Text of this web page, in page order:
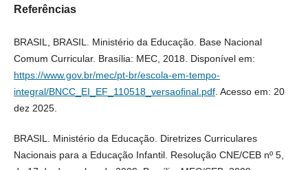
Referências
BRASIL, BRASIL. Ministério da Educação. Base Nacional
Comum Curricular. Brasília: MEC, 2018. Disponível em:
https://www.gov.br/mec/pt-br/escola-em-tempo-
integral/BNCC_EI_EF_110518_versaofinal.pdf. Acesso em: 20
dez 2025.
BRASIL. Ministério da Educação. Diretrizes Curriculares
Nacionais para a Educação Infantil. Resolução CNE/CEB nº 5,